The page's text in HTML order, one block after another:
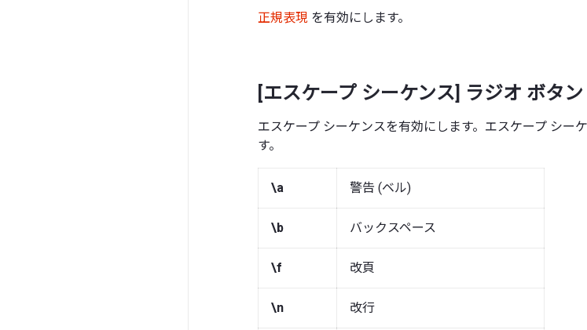
正規表現 を有効にします。
[エスケープ シーケンス] ラジオ ボタン
エスケープ シーケンスを有効にします。エスケープ シー
す。
\a 警告 (ベル)
\b バックスペース
\f 改頁
\n 改行